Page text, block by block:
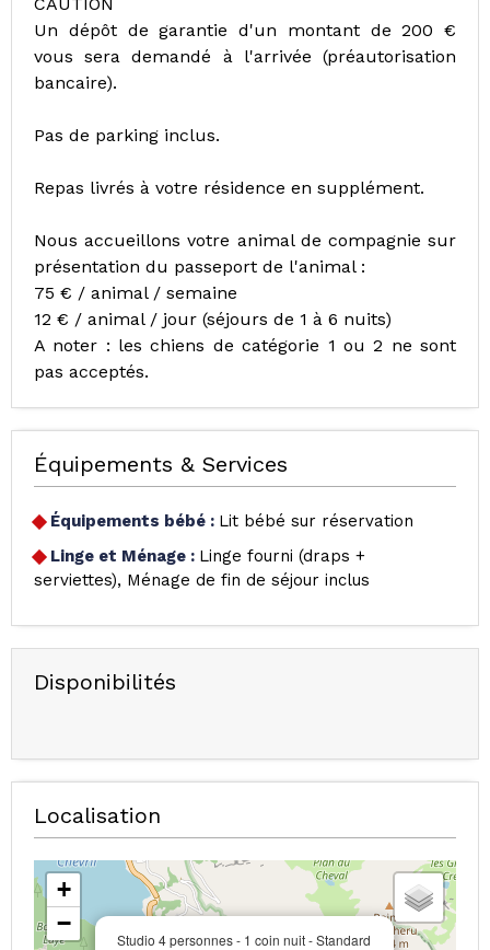
Un dépôt de garantie d'un montant de 200 €
vous sera demandé à l'arrivée (préautorisation
bancaire).
Pas de parking inclus.
Repas livrés à votre résidence en supplément.
Nous accueillons votre animal de compagnie sur
présentation du passeport de l'animal :
75 € / animal / semaine
12 € / animal / jour (séjours de 1 à 6 nuits)
A noter : les chiens de catégorie 1 ou 2 ne sont
pas acceptés.
Équipements & Services
Équipements bébé : Lit bébé sur réservation
Linge et Ménage : Linge fourni (draps +
serviettes)
Ménage de fin de séjour inclus
Disponibilités
Localisation
Studio 4 personnes - 1 coin nuit - Standard
+
−